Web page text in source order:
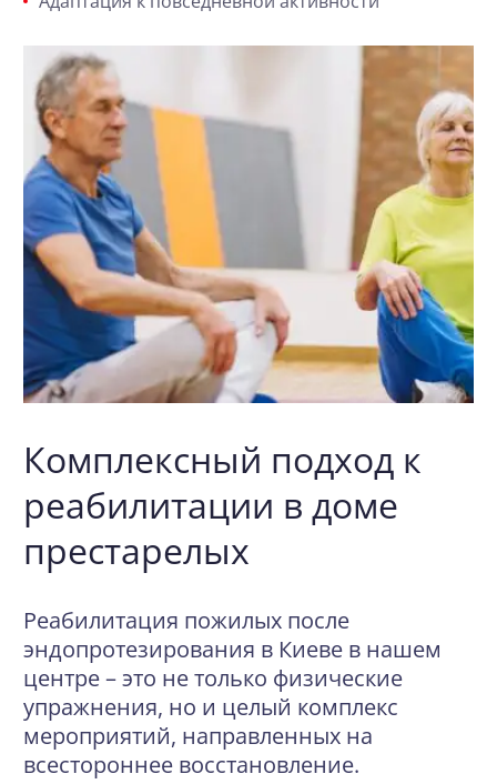
Комплексный подход к
реабилитации в доме
престарелых
Реабилитация пожилых после
эндопротезирования в Киеве в нашем
центре – это не только физические
упражнения, но и целый комплекс
мероприятий, направленных на
всестороннее восстановление.